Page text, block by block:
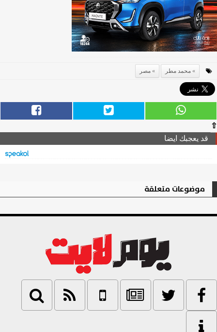
محمد مطر مصر
⇧
قد يعجبك ايضا
موضوعات متعلقة